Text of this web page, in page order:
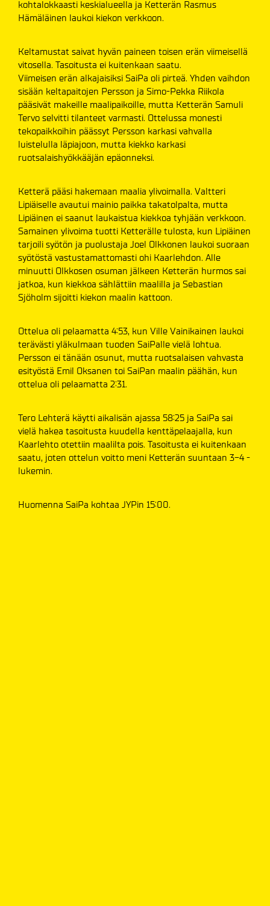
kohtalokkaasti keskialueella ja Ketterän Rasmus
Hämäläinen laukoi kiekon verkkoon.
Keltamustat saivat hyvän paineen toisen erän viimeisellä
vitosella. Tasoitusta ei kuitenkaan saatu.
Viimeisen erän alkajaisiksi SaiPa oli pirteä. Yhden vaihdon
sisään keltapaitojen Persson ja Simo-Pekka Riikola
pääsivät makeille maalipaikoille, mutta Ketterän Samuli
Tervo selvitti tilanteet varmasti. Ottelussa monesti
tekopaikkoihin päässyt Persson karkasi vahvalla
luistelulla läpiajoon, mutta kiekko karkasi
ruotsalaishyökkääjän epäonneksi.
Ketterä pääsi hakemaan maalia ylivoimalla. Valtteri
Lipiäiselle avautui mainio paikka takatolpalta, mutta
Lipiäinen ei saanut laukaistua kiekkoa tyhjään verkkoon.
Samainen ylivoima tuotti Ketterälle tulosta, kun Lipiäinen
tarjoili syötön ja puolustaja Joel Olkkonen laukoi suoraan
syötöstä vastustamattomasti ohi Kaarlehdon. Alle
minuutti Olkkosen osuman jälkeen Ketterän hurmos sai
jatkoa, kun kiekkoa sählättiin maalilla ja Sebastian
Sjöholm sijoitti kiekon maalin kattoon.
Ottelua oli pelaamatta 4:53, kun Ville Vainikainen laukoi
terävästi yläkulmaan tuoden SaiPalle vielä lohtua.
Persson ei tänään osunut, mutta ruotsalaisen vahvasta
esityöstä Emil Oksanen toi SaiPan maalin päähän, kun
ottelua oli pelaamatta 2:31.
Tero Lehterä käytti aikalisän ajassa 58:25 ja SaiPa sai
vielä hakea tasoitusta kuudella kenttäpelaajalla, kun
Kaarlehto otettiin maalilta pois. Tasoitusta ei kuitenkaan
saatu, joten ottelun voitto meni Ketterän suuntaan 3-4 -
lukemin.
Huomenna SaiPa kohtaa JYPin 15:00.